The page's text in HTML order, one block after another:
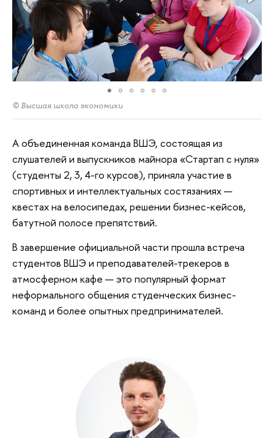
© Высшая школа экономики
А объединенная команда ВШЭ, состоящая из
слушателей и выпускников майнора «Стартап с нуля»
(студенты 2, 3, 4-го курсов), приняла участие в
спортивных и интеллектуальных состязаниях —
квестах на велосипедах, решении бизнес-кейсов,
батутной полосе препятствий.
В завершение официальной части прошла встреча
студентов ВШЭ и преподавателей-трекеров в
атмосферном кафе — это популярный формат
неформального общения студенческих бизнес-
команд и более опытных предпринимателей.